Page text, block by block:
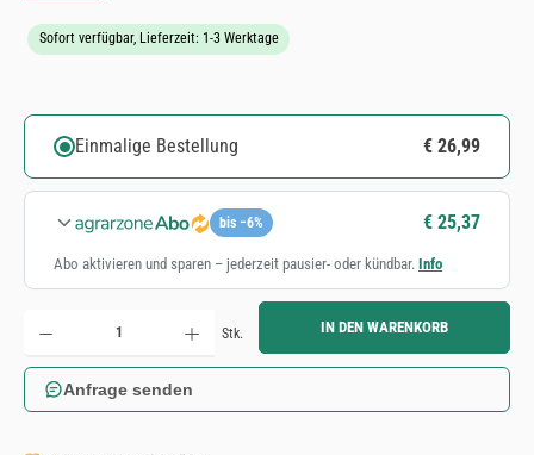
Sofort verfügbar, Lieferzeit: 1-3 Werktage
Einmalige Bestellung € 26,99
bis −6% € 25,37
Abo aktivieren und sparen – jederzeit pausier- oder kündbar. Info
Produkt Anzahl: Gib den gewünschten Wert ein oder benutze die Schaltflächen um die Anzahl zu
Stk. IN DEN WARENKORB
Anfrage senden